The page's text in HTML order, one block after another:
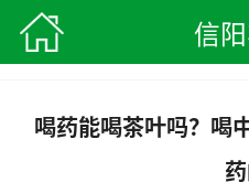
信
信阳毛尖 茶叶知识>
喝药能喝茶叶吗？喝